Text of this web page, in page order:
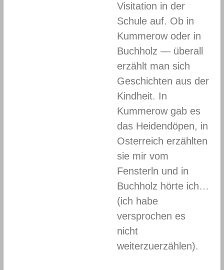
Visitation in der
Schule auf. Ob in
Kummerow oder in
Buchholz — überall
erzählt man sich
Geschichten aus der
Kindheit. In
Kummerow gab es
das Heidendöpen, in
Osterreich erzählten
sie mir vom
Fensterln und in
Buchholz hörte ich…
(ich habe
versprochen es
nicht
weiterzuerzählen).